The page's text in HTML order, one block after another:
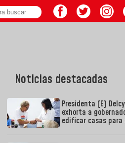
Noticias destacadas
Presidenta (E)
exhorta a
edificar casas para